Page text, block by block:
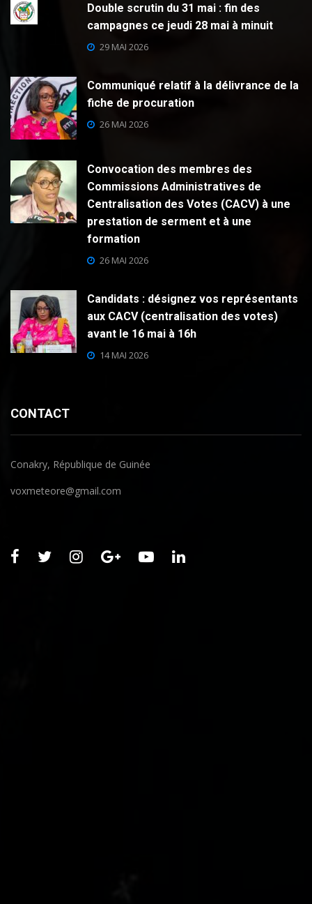
Double scrutin du 31 mai : fin des
campagnes ce jeudi 28 mai à minuit
29 MAI 2026
Communiqué relatif à la délivrance de la
fiche de procuration
26 MAI 2026
Convocation des membres des
Commissions Administratives de
Centralisation des Votes (CACV) à une
prestation de serment et à une
formation
26 MAI 2026
Candidats : désignez vos représentants
aux CACV (centralisation des votes)
avant le 16 mai à 16h
14 MAI 2026
CONTACT
Conakry, République de Guinée
voxmeteore@gmail.com